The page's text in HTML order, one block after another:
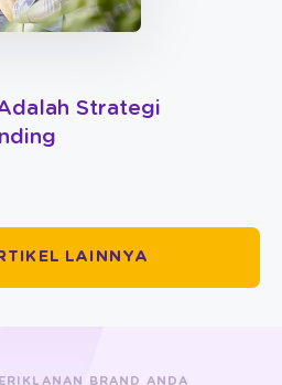
Strategi
LAINNYA
BRAND ANDA